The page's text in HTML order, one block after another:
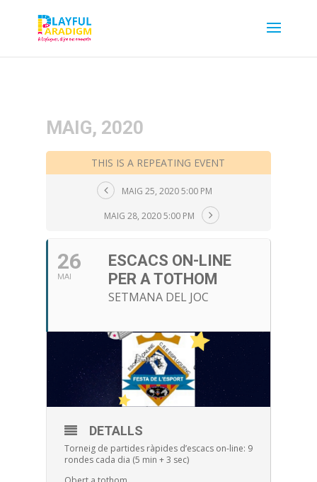
MAIG, 2020
THIS IS A REPEATING EVENT
MAIG 25, 2020 5:00 PM
MAIG 28, 2020 5:00 PM
26
MAI
ESCACS ON-LINE
PER A TOTHOM
SETMANA DEL JOC
DETALLS
Torneig de partides ràpides d’escacs on-line: 9
rondes cada dia (5 min + 3 sec)